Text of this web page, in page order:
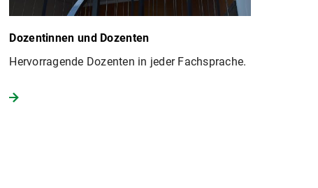
Dozentinnen und Dozenten
Hervorragende Dozenten in jeder Fachsprache.